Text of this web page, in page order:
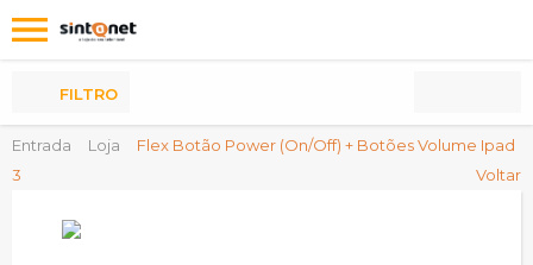
Entrada Loja
Flex Botão Power (On/Off) + Botões Volume Ipad
3
Voltar
FILTRO